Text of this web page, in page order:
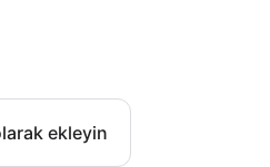
ekleyin